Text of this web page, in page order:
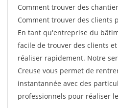
Comment trouver des
Comment trouver des clients
En tant qu'entreprise du
facile de trouver des clients
réaliser rapidement. Notre
Creuse vous permet de
instantannée avec des
professionnels pour réaliser